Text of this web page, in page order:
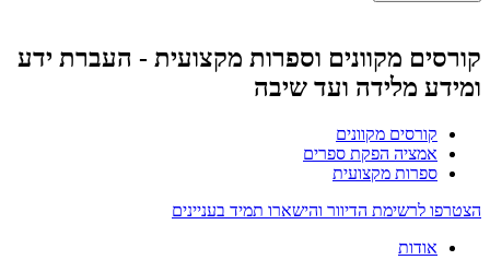
קורסים מקוונים וספרות מקצועית - העברת ידע
ומידע מלידה ועד שיבה
קורסים מקוונים
אמציה הפקת ספרים
ספרות מקצועית
הצטרפו לרשימת הדיוור והישארו תמיד בעניינים
אודות